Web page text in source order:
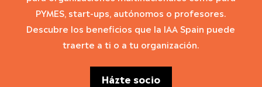
PYMES, start-ups, autónomos o profesores.
Descubre los beneficios que la IAA Spain puede
traerte a ti o a tu organización.
Házte socio